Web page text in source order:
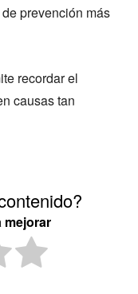
prevención más
recordar el
causas tan
mejorar